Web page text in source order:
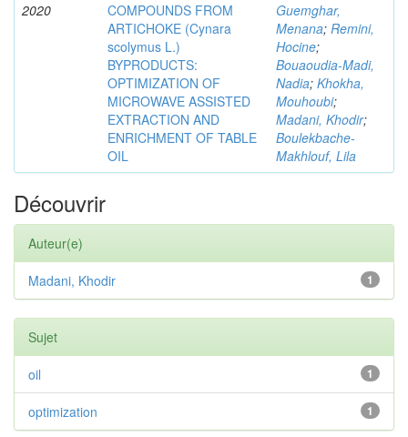
2020
COMPOUNDS FROM
ARTICHOKE (Cynara
scolymus L.)
BYPRODUCTS:
OPTIMIZATION OF
MICROWAVE ASSISTED
EXTRACTION AND
ENRICHMENT OF TABLE
OIL
Guemghar,
Menana; Remini,
Hocine;
Bouaoudia-Madi,
Nadia; Khokha,
Mouhoubi;
Madani, Khodir;
Boulekbache-
Makhlouf, Lila
Découvrir
Auteur(e)
1
Madani, Khodir
Sujet
1
oil
1
optimization